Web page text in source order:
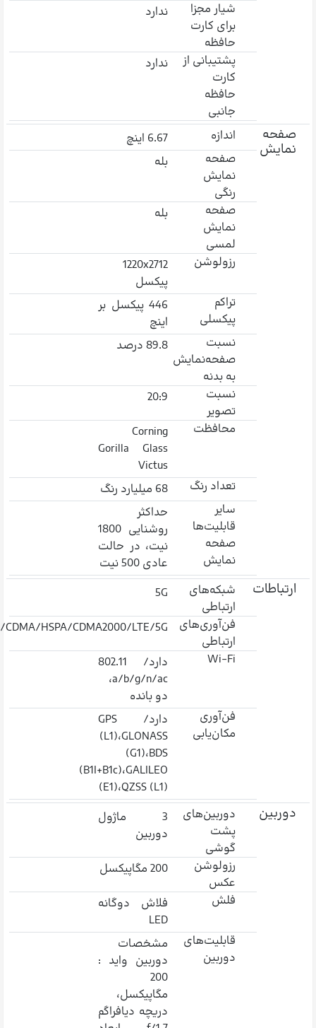
شیار مجزا
برای کارت
حافظه
ندارد
پشتیبانی از
کارت
حافظه
جانبی
ندارد
صفحه
نمایش
اندازه
6.67 اینچ
صفحه
نمایش
رنگی
بله
صفحه
نمایش
لمسی
بله
رزولوشن
1220x2712
پیکسل
تراکم
پیکسلی
446 پیکسل بر
اینچ
نسبت
صفحه‌نمایش
به بدنه
89.8 درصد
نسبت
تصویر
20:9
محافظت
Corning
Gorilla Glass
Victus
تعداد رنگ
68 میلیارد رنگ
سایر
قابلیت‌ها
صفحه
نمایش
حداکثر
روشنایی 1800
نیت، در حالت
عادی 500 نیت
ارتباطات
شبکه‌های
ارتباطی
5G
فن‌آوری‌های
ارتباطی
CDMA/HSPA/CDMA2000/LTE/5G
Wi-Fi
دارد/ 802.11
a/b/g/n/ac،
دو بانده
فن‌آوری
مکان‌یابی
دارد/ GPS
(L1)،GLONASS
(G1)،BDS
(B1I+B1c)،GALILEO
(E1)،QZSS (L1)
دوربین
دوربین‌های
پشت
گوشی
3 ماژول
دوربین
رزولوشن
عکس
200 مگاپیکسل
فلش
فلاش دوگانه
LED
قابلیت‌های
دوربین
مشخصات
دوربین واید :
200
مگاپیکسل،
دریچه دیافراگم